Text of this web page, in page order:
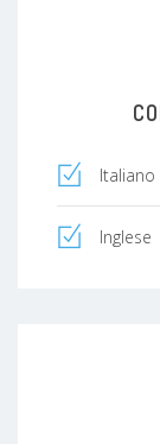
Italiano
Inglese